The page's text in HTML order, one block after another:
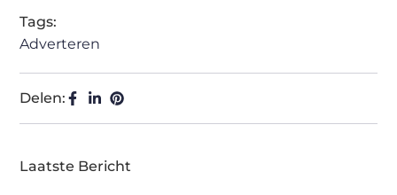
Tags:
Adverteren
Delen:
Laatste Bericht